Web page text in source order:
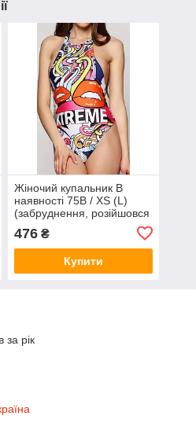
Жіночий купальник В
наявності 75B / XS (L)
(забруднення, розійшовся
шов всередині) УAL7209-
00-1
476₴
Купити
за рік